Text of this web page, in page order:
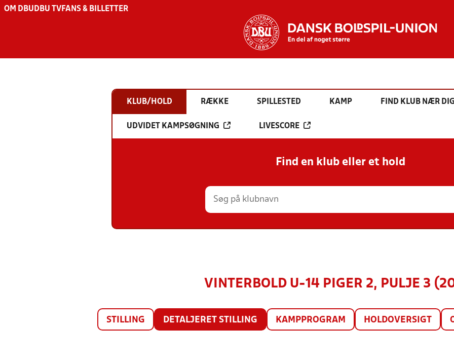
OM DBU DBU TV FANS & BILLETTER
KLUB/HOLD RÆKKE SPILLESTED KAMP FIND KLUB NÆR DIG
UDVIDET KAMPSØGNING LIVESCORE
Find en klub eller et hold
VINTERBOLD U-14 PIGER 2, PULJE 3
STILLING DETALJERET STILLING KAMPPROGRAM HOLDOVERSIGT